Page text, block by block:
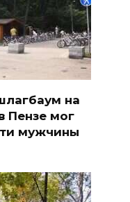
на
Пензе мог
мужчины